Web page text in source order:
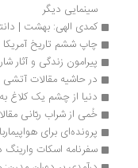
سینمایی دیگر
کمدی الهی: بهشت |
چاپ ششم تاریخ آمریکا از ۱۴۹۲ تا ۲۰۰۱
پیرامون زندگی و آثار
در حاشیه مقالات آتشی
دنیا از چشم یک کلاغ
خُمی از شراب ربّانی
پرونده‌ای برای
سفرنامه اسکات وارینگ